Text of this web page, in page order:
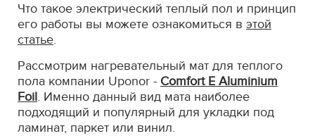
Что такое электрический теплый пол и принцип
его работы вы можете ознакомиться в этой
статье.
Рассмотрим нагревательный мат для теплого
пола компании Uponor - Comfort E Aluminium
Foil. Именно данный вид мата наиболее
подходящий и популярный для укладки под
ламинат, паркет или винил.